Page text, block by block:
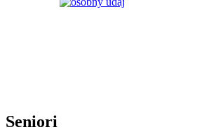
Seniori